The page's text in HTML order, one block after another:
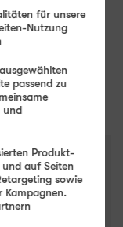
für unsere
Nutzung
passend zu
und
Produkt-
auf Seiten
sowie
Kampagnen.